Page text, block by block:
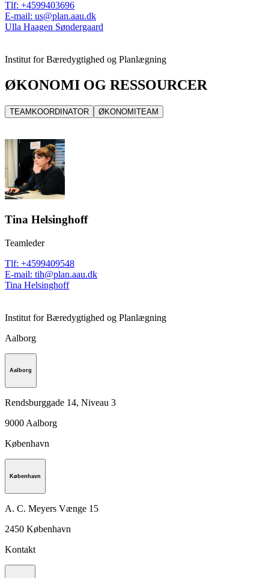
Tlf: +4599403696
E-mail: us@plan.aau.dk
Ulla Haagen Søndergaard
Institut for Bæredygtighed og Planlægning
ØKONOMI OG RESSOURCER
TEAMKOORDINATOR ØKONOMITEAM
Tina Helsinghoff
Teamleder
Tlf: +4599409548
E-mail: tih@plan.aau.dk
Tina Helsinghoff
Institut for Bæredygtighed og Planlægning
Aalborg
Aalborg
Rendsburggade 14, Niveau 3
9000 Aalborg
København
København
A. C. Meyers Vænge 15
2450 København
Kontakt